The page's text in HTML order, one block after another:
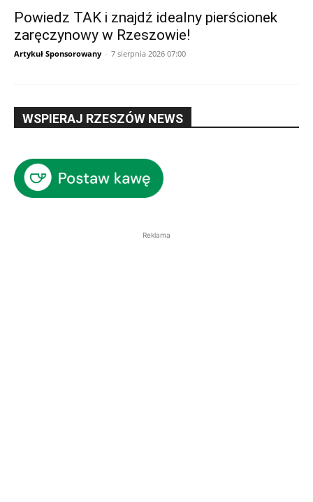
Powiedz TAK i znajdź idealny pierścionek
zaręczynowy w Rzeszowie!
Artykuł Sponsorowany - 7 sierpnia 2026 07:00
WSPIERAJ RZESZÓW NEWS
Reklama